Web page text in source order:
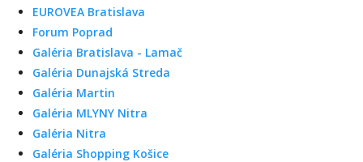
EUROVEA Bratislava
Forum Poprad
Galéria Bratislava - Lamač
Galéria Dunajská Streda
Galéria Martin
Galéria MLYNY Nitra
Galéria Nitra
Galéria Shopping Košice